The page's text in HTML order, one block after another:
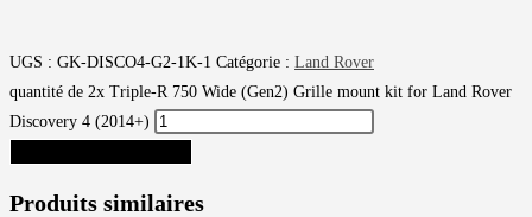
UGS : GK-DISCO4-G2-1K-1 Catégorie : Land Rover
quantité de 2x Triple-R 750 Wide (Gen2) Grille mount kit for Land Rover
Discovery 4 (2014+)
Produits similaires